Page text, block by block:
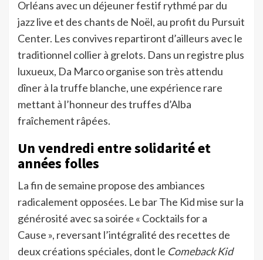
Orléans avec un déjeuner festif rythmé par du
jazz live et des chants de Noël, au profit du Pursuit
Center. Les convives repartiront d’ailleurs avec le
traditionnel collier à grelots. Dans un registre plus
luxueux, Da Marco organise son très attendu
dîner à la truffe blanche, une expérience rare
mettant à l’honneur des truffes d’Alba
fraîchement râpées.
Un vendredi entre solidarité et
années folles
La fin de semaine propose des ambiances
radicalement opposées. Le bar The Kid mise sur la
générosité avec sa soirée « Cocktails for a
Cause », reversant l’intégralité des recettes de
deux créations spéciales, dont le Comeback Kid